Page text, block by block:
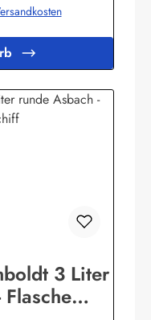
Hat einen
sind aus Palmblatt-
Ist in einer original
Ozean aus
Spezialwerkzeugen
Stückzahlen
lieferbar!•
3 Liter